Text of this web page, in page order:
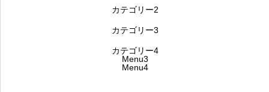
カテゴリー2
カテゴリー3
カテゴリー4
Menu3
Menu4